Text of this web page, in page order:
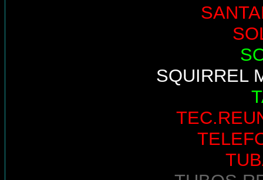
SQUIRREL